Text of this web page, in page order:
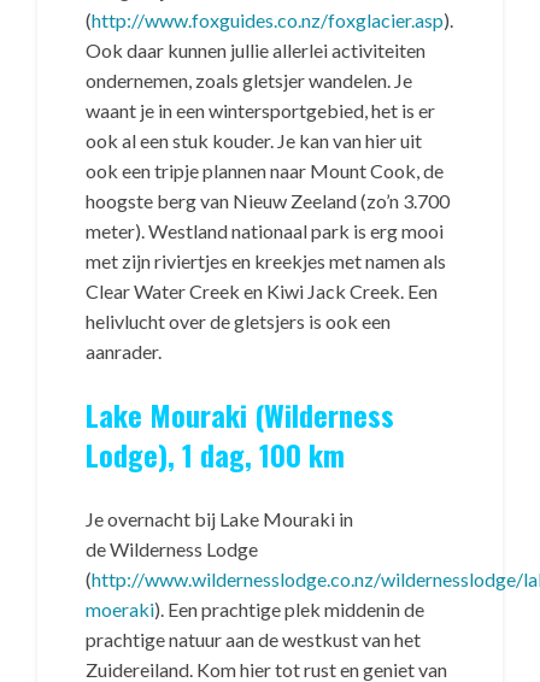
(http://www.foxguides.co.nz/foxglacier.asp).
Ook daar kunnen jullie allerlei activiteiten
ondernemen, zoals gletsjer wandelen. Je
waant je in een wintersportgebied, het is er
ook al een stuk kouder. Je kan van hier uit
ook een tripje plannen naar Mount Cook, de
hoogste berg van Nieuw Zeeland (zo’n 3.700
meter). Westland nationaal park is erg mooi
met zijn riviertjes en kreekjes met namen als
Clear Water Creek en Kiwi Jack Creek. Een
helivlucht over de gletsjers is ook een
aanrader.
Lake Mouraki (Wilderness
Lodge), 1 dag, 100 km
Je overnacht bij Lake Mouraki in
de Wilderness Lodge
(http://www.wildernesslodge.co.nz/wildernesslodge/
moeraki). Een prachtige plek middenin de
prachtige natuur aan de westkust van het
Zuidereiland. Kom hier tot rust en geniet van